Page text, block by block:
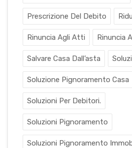
Prescrizione Del Debito
Rinuncia Agli Atti Rinuncia
Salvare Casa Dall’asta
Soluzione Pignoramento Casa
Soluzioni Per Debitori.
Soluzioni Pignoramento
Soluzioni Pignoramento